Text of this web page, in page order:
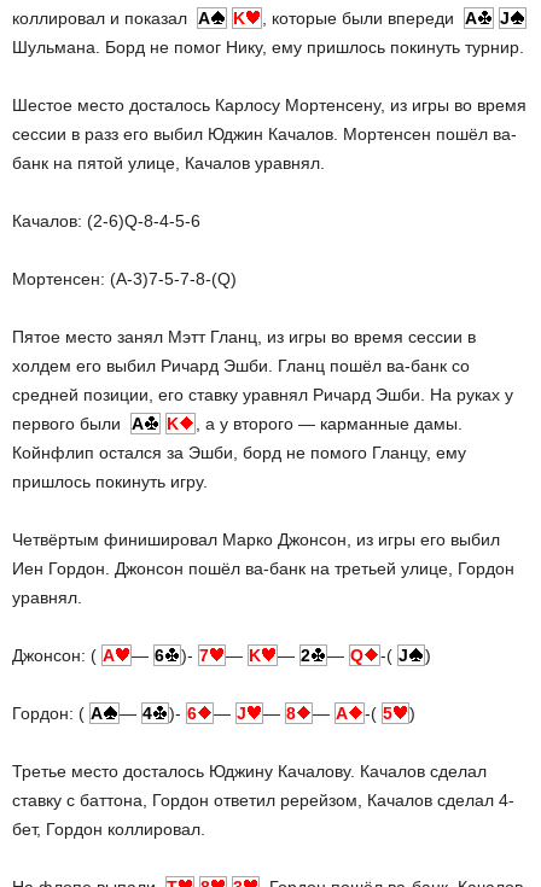
коллировал и показал A K , которые были впереди A
J
Шульмана. Борд не помог Нику, ему пришлось покинуть турнир.
Шестое место досталось Карлосу Мортенсену, из игры во время
сессии в разз его выбил Юджин Качалов. Мортенсен пошёл ва-
банк на пятой улице, Качалов уравнял.
Качалов: (2-6)Q-8-4-5-6
Мортенсен: (А-3)7-5-7-8-(Q)
Пятое место занял Мэтт Гланц, из игры во время сессии в
холдем его выбил Ричард Эшби. Гланц пошёл ва-банк со
средней позиции, его ставку уравнял Ричард Эшби. На руках у
первого были A K
, а у второго — карманные дамы.
Койнфлип остался за Эшби, борд не помого Гланцу, ему
пришлось покинуть игру.
Четвёртым финишировал Марко Джонсон, из игры его выбил
Иен Гордон. Джонсон пошёл ва-банк на третьей улице, Гордон
уравнял.
Джонсон: ( A — 6 )- 7 — K — 2 — Q -( J )
Гордон: ( A — 4 )- 6 — J — 8 — A -( 5 )
Третье место досталось Юджину Качалову. Качалов сделал
ставку с баттона, Гордон ответил ререйзом, Качалов сделал 4-
бет, Гордон коллировал.